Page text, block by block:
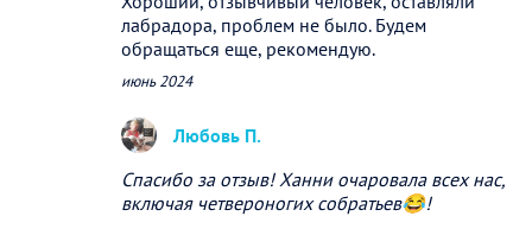
лабрадора, проблем не было. Будем
обращаться еще, рекомендую.
июнь 2024
Любовь П.
Спасибо за отзыв! Ханни очаровала всех нас,
включая четвероногих собратьев😂!